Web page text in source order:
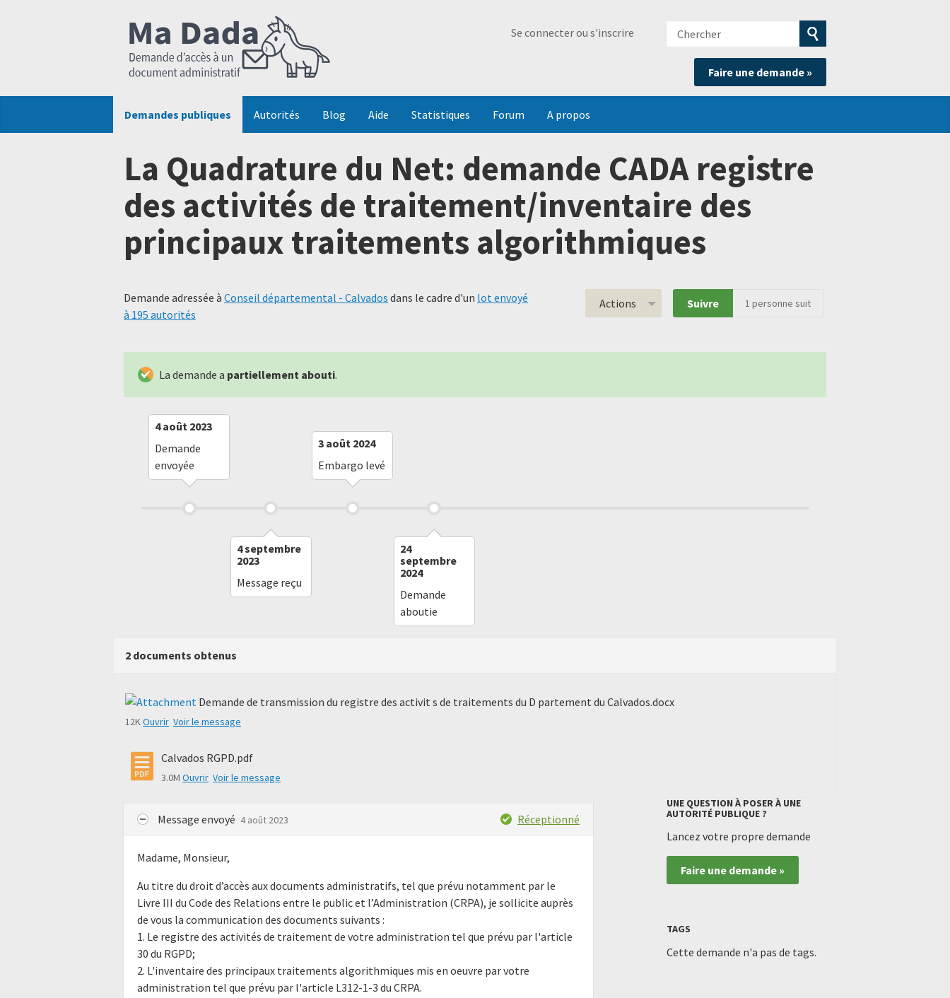
Se connecter ou s'inscrire
Chercher
Soumettre
la
recherche
Faire une demande »
Demandes publiques Autorités Blog Aide Statistiques Forum A propos
La Quadrature du Net: demande CADA registre
des activités de traitement/inventaire des
principaux traitements algorithmiques
Demande adressée à Conseil départemental - Calvados dans le cadre d'un lot envoyé
à 195 autorités
Actions Suivre 1 personne suit
La demande a partiellement abouti.
4 août 2023
Demande
envoyée
4 septembre
2023
Message reçu
3 août 2024
Embargo levé
24
septembre
2024
Demande
aboutie
2 documents obtenus
Demande de transmission du registre des activit s de traitements du D partement du Calvados.docx
12KOuvrir Voir le message
Calvados RGPD.pdf
3.0MOuvrir Voir le message
Message envoyé 4 août 2023 Réceptionné
Madame, Monsieur,
Au titre du droit d’accès aux documents administratifs, tel que prévu notamment par le
Livre III du Code des Relations entre le public et l’Administration (CRPA), je sollicite auprès
de vous la communication des documents suivants :
1. Le registre des activités de traitement de votre administration tel que prévu par l'article
30 du RGPD;
2. L'inventaire des principaux traitements algorithmiques mis en oeuvre par votre
administration tel que prévu par l'article L312-1-3 du CRPA.
UNE QUESTION À POSER À UNE
AUTORITÉ PUBLIQUE ?
Lancez votre propre demande
Faire une demande »
TAGS
Cette demande n'a pas de tags.